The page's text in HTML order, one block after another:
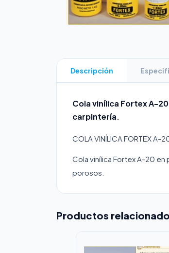
Descripción
Cola vinílica Fortex A-
carpintería.
COLA VINÍLICA FORTEX A-
Cola vinílica Fortex A-20
porosos.
Productos